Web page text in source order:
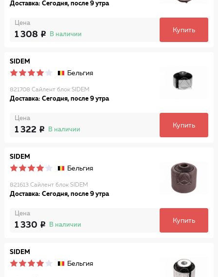
Доставка: Сегодня, после 9 утра
Цена
1 308 В наличии
Купить
SIDEM
Бельгия
821708 Сайлент блок SIDEM
Доставка: Сегодня, после 9 утра
Цена
1 322 В наличии
Купить
SIDEM
Бельгия
821613 Сайлент блок SIDEM
Доставка: Сегодня, после 9 утра
Цена
1 330 В наличии
Купить
SIDEM
Бельгия